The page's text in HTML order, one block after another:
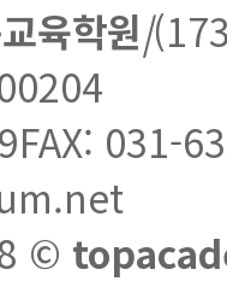
육학원|
FAX: 031-
©